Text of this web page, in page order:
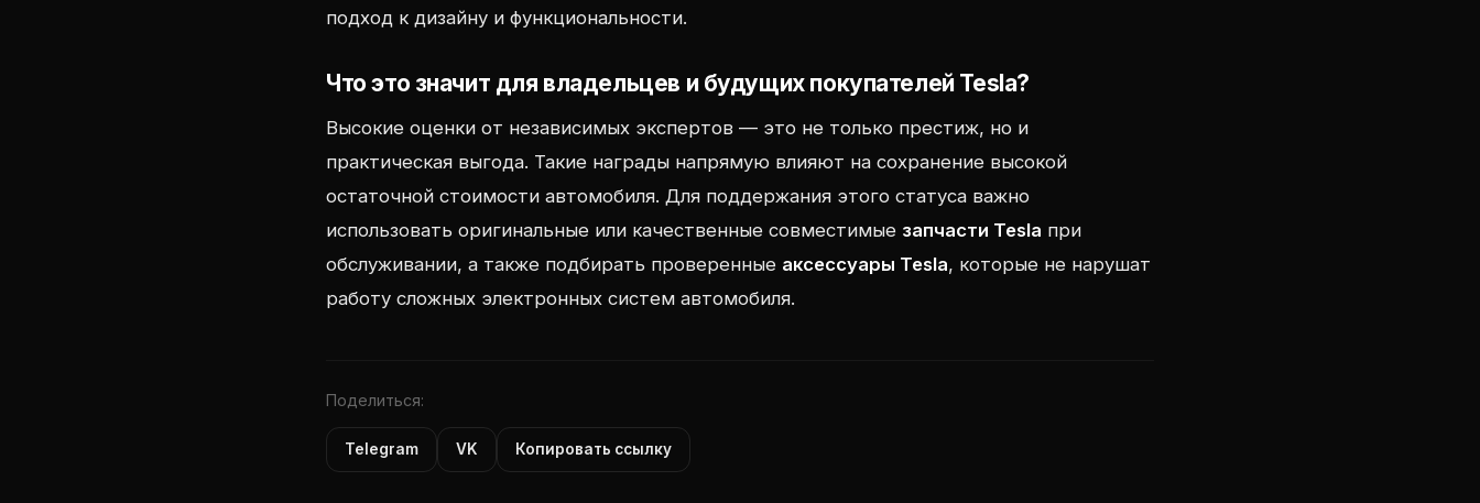
подход к дизайну и функциональности.
Что это значит для владельцев и будущих покупателей Tesla?
Высокие оценки от независимых экспертов — это не только престиж, но и
практическая выгода. Такие награды напрямую влияют на сохранение высокой
остаточной стоимости автомобиля. Для поддержания этого статуса важно
использовать оригинальные или качественные совместимые запчасти Tesla при
обслуживании, а также подбирать проверенные аксессуары Tesla, которые не нарушат
работу сложных электронных систем автомобиля.
Поделиться:
Telegram VK Копировать ссылку